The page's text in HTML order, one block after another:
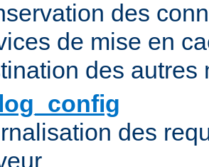
des
de mise en
des autres
des